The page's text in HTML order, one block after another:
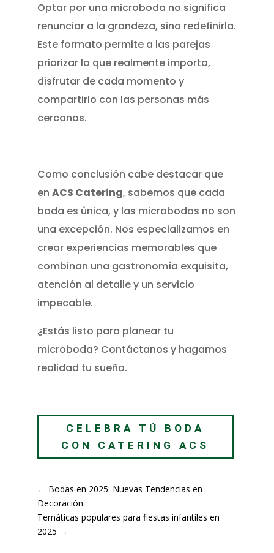
Optar por una microboda no significa
renunciar a la grandeza, sino redefinirla.
Este formato permite a las parejas
priorizar lo que realmente importa,
disfrutar de cada momento y
compartirlo con las personas más
cercanas.
Como conclusión cabe destacar que
en ACS Catering, sabemos que cada
boda es única, y las microbodas no son
una excepción. Nos especializamos en
crear experiencias memorables que
combinan una gastronomía exquisita,
atención al detalle y un servicio
impecable.
¿Estás listo para planear tu
microboda? Contáctanos y hagamos
realidad tu sueño.
CELEBRA TÚ BODA
CON CATERING ACS
← Bodas en 2025: Nuevas Tendencias en
Decoración
Temáticas populares para fiestas infantiles en
2025 →